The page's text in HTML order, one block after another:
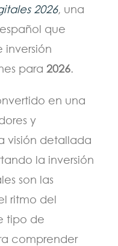
2026, una
que
inversión
para 2026.
en una
y
visión detallada
la inversión
son las
ritmo del
tipo de
comprender